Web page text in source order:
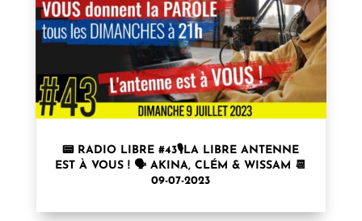
📟 RADIO LIBRE #43🎙LA LIBRE ANTENNE
EST À VOUS ! 🗣 AKINA, CLÉM & WISSAM 📆
09-07-2023